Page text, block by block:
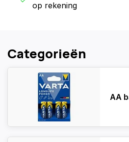
op rekening
Categorieën
AA